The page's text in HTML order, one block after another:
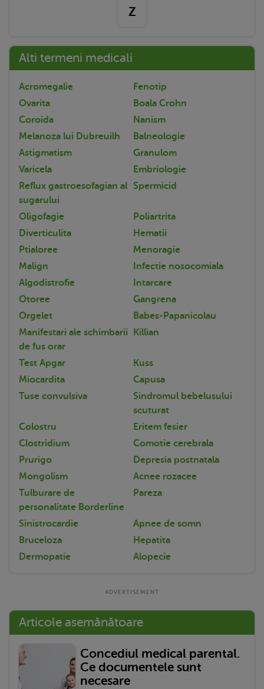
Z
Alti termeni medicali
Acromegalie
Fenotip
Ovarita
Boala Crohn
Coroida
Nanism
Melanoza lui Dubreuilh
Balneologie
Astigmatism
Granulom
Varicela
Embriologie
Reflux gastroesofagian al
sugarului
Spermicid
Oligofagie
Poliartrita
Diverticulita
Hematii
Ptialoree
Menoragie
Malign
Infectie nosocomiala
Algodistrofie
Intarcare
Otoree
Gangrena
Orgelet
Babes-Papanicolau
Manifestari ale schimbarii
de fus orar
Killian
Test Apgar
Kuss
Miocardita
Capusa
Tuse convulsiva
Sindromul bebelusului
scuturat
Colostru
Eritem fesier
Clostridium
Comotie cerebrala
Prurigo
Depresia postnatala
Mongolism
Acnee rozacee
Tulburare de
personalitate Borderline
Pareza
Sinistrocardie
Apnee de somn
Bruceloza
Hepatita
Dermopatie
Alopecie
Articole asemănătoare
Concediul medical parental.
Ce documentele sunt
necesare